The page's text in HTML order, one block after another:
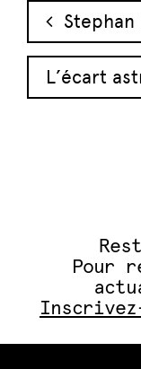
Stephan
L’écart
Pour